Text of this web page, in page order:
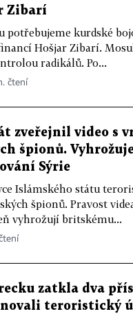
Zibarí
potřebujeme kurdské
Hošjar Zibarí.
radikálů. Po...
čtení
zveřejnil video s
špionů.
Sýrie
Islámského státu
špionů. Pravost
vyhrožují britskému...
zatkla dva
teroristický